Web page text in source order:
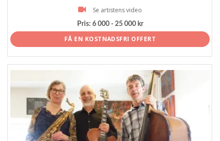
Se artistens video
Pris: 6 000 - 25 000 kr
FÅ EN KOSTNADSFRI OFFERT